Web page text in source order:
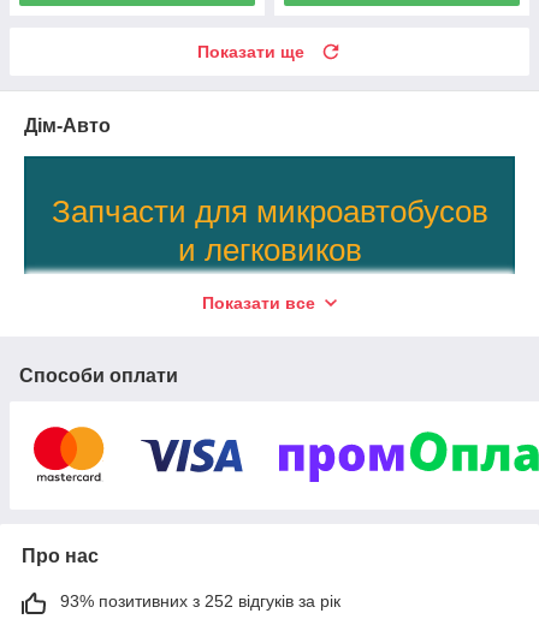
Показати ще
Дім-Авто
Запчасти для микроавтобусов
и легковиков
Оригиналы и копии, новые и б/у
Шины, диски, электрооборудование, ремкомплекты,
вентиляции, автоаксессуары от производителя.
100% качество продукции. Отправка в день заказа!
Выбор водителей
универсал. Отличается отменными
эксплуатационными качествами,
Показати все
Способи оплати
Про нас
93% позитивних з 252 відгуків за рік